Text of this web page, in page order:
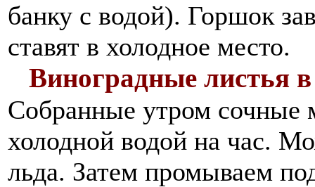
банку с водой). Горшок
ставят в холодное место.
Виноградные листья
Собранные утром сочные
холодной водой на час.
льда. Затем промываем